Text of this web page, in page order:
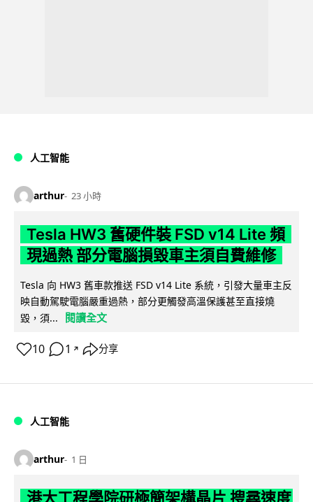
人工智能
arthur 23 小時
Tesla HW3 舊硬件裝 FSD v14 Lite 頻
現過熱 部分電腦損毀車主須自費維修
Tesla 向 HW3 舊車款推送 FSD v14 Lite 系統，引發大量車主反
映自動駕駛電腦嚴重過熱，部分更觸發高溫保護甚至直接燒
毀，須...
閱讀全文
10 1 ↗ 分享
人工智能
arthur 1 日
港大工程學院研極簡架構晶片 搜尋速度